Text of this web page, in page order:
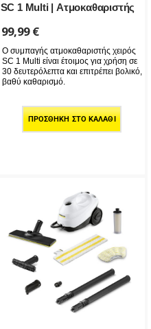
SC 1 Multi | Ατμοκαθαριστής
99,99€
Ο συμπαγής ατμοκαθαριστής χειρός
SC 1 Multi είναι έτοιμος για χρήση σε
30 δευτερόλεπτα και επιτρέπει βολικό,
βαθύ καθαρισμό.
ΠΡΟΣΘΉΚΗ ΣΤΟ ΚΑΛΆΘΙ